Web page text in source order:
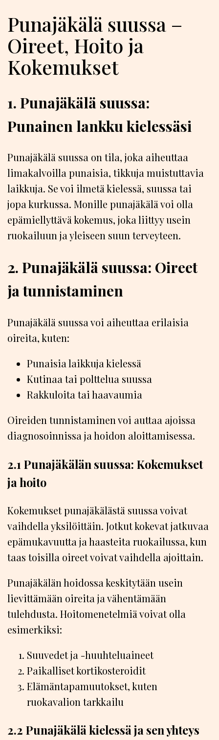
Punajäkälä suussa –
Oireet, Hoito ja
Kokemukset
1. Punajäkälä suussa:
Punainen lankku kielessäsi
Punajäkälä suussa on tila, joka aiheuttaa
limakalvoilla punaisia, tikkuja muistuttavia
laikkuja. Se voi ilmetä kielessä, suussa tai
jopa kurkussa. Monille punajäkälä voi olla
epämiellyttävä kokemus, joka liittyy usein
ruokailuun ja yleiseen suun terveyteen.
2. Punajäkälä suussa: Oireet
ja tunnistaminen
Punajäkälä suussa voi aiheuttaa erilaisia
oireita, kuten:
Punaisia laikkuja kielessä
Kutinaa tai polttelua suussa
Rakkuloita tai haavaumia
Oireiden tunnistaminen voi auttaa ajoissa
diagnosoinnissa ja hoidon aloittamisessa.
2.1 Punajäkälän suussa: Kokemukset
ja hoito
Kokemukset punajäkälästä suussa voivat
vaihdella yksilöittäin. Jotkut kokevat jatkuvaa
epämukavuutta ja haasteita ruokailussa, kun
taas toisilla oireet voivat vaihdella ajoittain.
Punajäkälän hoidossa keskitytään usein
lievittämään oireita ja vähentämään
tulehdusta. Hoitomenetelmiä voivat olla
esimerkiksi:
Suuvedet ja -huuhteluaineet
Paikalliset kortikosteroidit
Elämäntapamuutokset, kuten
ruokavalion tarkkailu
2.2 Punajäkälä kielessä ja sen yhteys